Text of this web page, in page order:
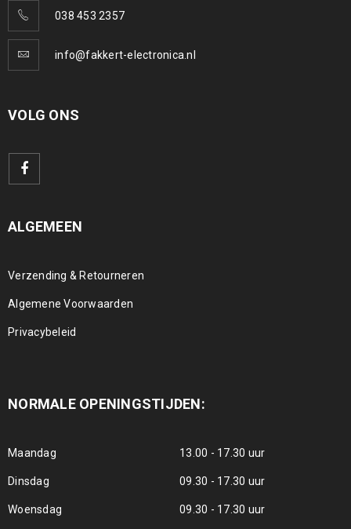
038 453 2357
info@fakkert-electronica.nl
VOLG ONS
ALGEMEEN
Verzending & Retourneren
Algemene Voorwaarden
Privacybeleid
NORMALE OPENINGSTIJDEN:
Maandag 13.00 - 17.30 uur
Dinsdag 09.30 - 17.30 uur
Woensdag 09.30 - 17.30 uur